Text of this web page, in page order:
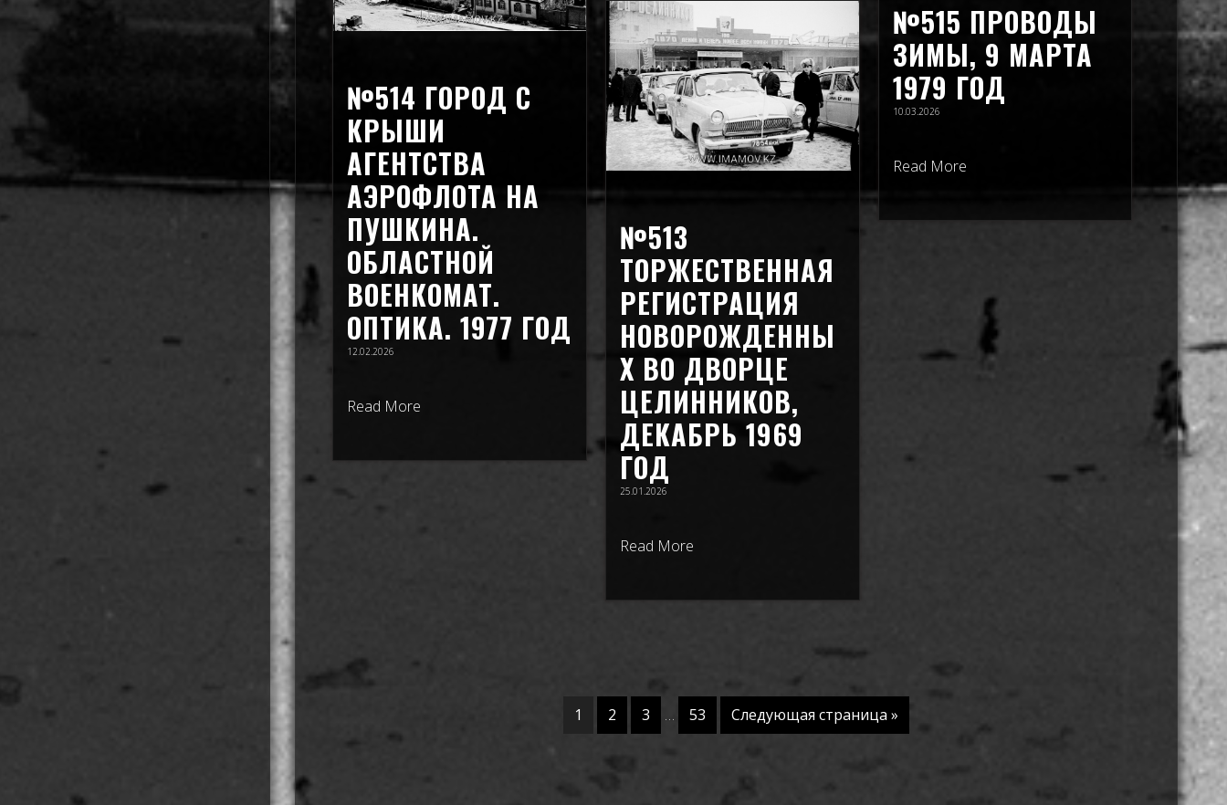
№515 ПРОВОДЫ
ЗИМЫ, 9 МАРТА
1979 ГОД
10.03.2026
Read More
№514 ГОРОД С
КРЫШИ
АГЕНТСТВА
АЭРОФЛОТА НА
ПУШКИНА.
ОБЛАСТНОЙ
ВОЕНКОМАТ.
ОПТИКА. 1977 ГОД
12.02.2026
Read More
№513
ТОРЖЕСТВЕННАЯ
РЕГИСТРАЦИЯ
НОВОРОЖДЕННЫ
Х ВО ДВОРЦЕ
ЦЕЛИННИКОВ,
ДЕКАБРЬ 1969
ГОД
25.01.2026
Read More
1 2 3 … 53 Следующая страница »